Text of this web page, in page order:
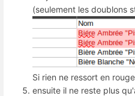
(seulement les doublons
Si rien ne ressort en
ensuite il ne reste plus